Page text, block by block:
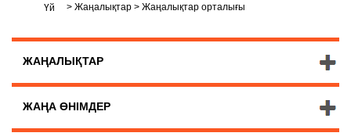
Үй > Жаңалықтар > Жаңалықтар орталығы
ЖАҢАЛЫҚТАР
ЖАҢА ӨНІМДЕР